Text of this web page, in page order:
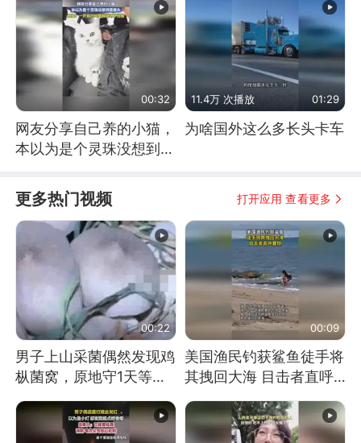
00:32
网友分享自己养的小猫，
本以为是个灵珠没想到是
11.4万 次播放 01:29
为啥国外这么多长头卡车
更多热门视频 打开应用 查看更多
00:22
男子上山采菌偶然发现鸡
枞菌窝，原地守1天等它
00:09
美国渔民钓获鲨鱼徒手将
其拽回大海 目击者直呼
消息）